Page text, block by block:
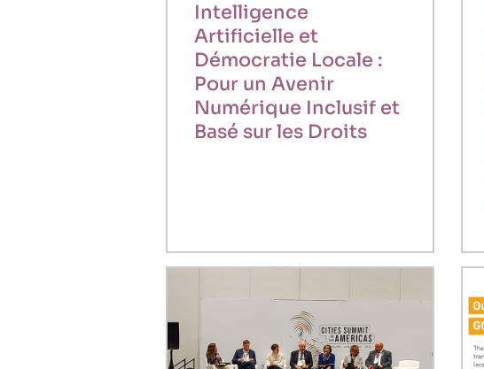
Intelligence
Artificielle et
Démocratie Locale :
Pour un Avenir
Numérique Inclusif et
Basé sur les Droits